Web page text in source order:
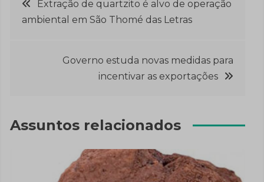
de
Extração de quartzito é alvo de operação
ambiental em São Thomé das Letras
Governo estuda novas medidas para
incentivar as exportações
Assuntos relacionados